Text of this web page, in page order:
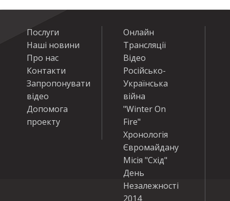
Послуги
Наші новини
Про нас
Контакти
Запропонувати
відео
Допомога
проекту
Онлайн
Трансляції
Відео
Російсько-
Українська
війна
"Winter On
Fire"
Хронологія
Євромайдану
Місія "Схід"
День
Незалежності
2014